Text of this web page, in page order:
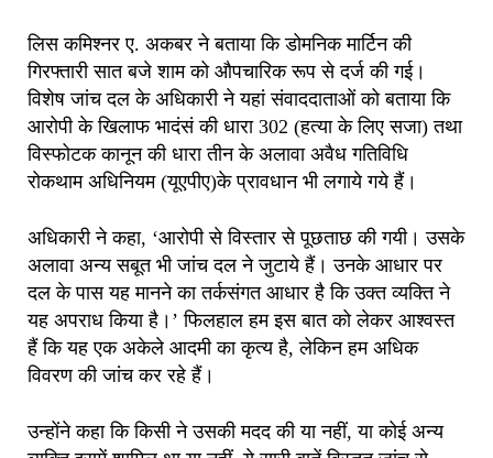
लिस कमिश्नर ए. अकबर ने बताया कि डोमनिक मार्टिन की
गिरफ्तारी सात बजे शाम को औपचारिक रूप से दर्ज की गई।
विशेष जांच दल के अधिकारी ने यहां संवाददाताओं को बताया कि
आरोपी के खिलाफ भादंसं की धारा 302 (हत्या के लिए सजा) तथा
विस्फोटक कानून की धारा तीन के अलावा अवैध गतिविधि
रोकथाम अधिनियम (यूएपीए)के प्रावधान भी लगाये गये हैं।
अधिकारी ने कहा, ‘आरोपी से विस्तार से पूछताछ की गयी। उसके
अलावा अन्य सबूत भी जांच दल ने जुटाये हैं। उनके आधार पर
दल के पास यह मानने का तर्कसंगत आधार है कि उक्त व्यक्ति ने
यह अपराध किया है।’ फिलहाल हम इस बात को लेकर आश्वस्त
हैं कि यह एक अकेले आदमी का कृत्य है, लेकिन हम अधिक
विवरण की जांच कर रहे हैं।
उन्होंने कहा कि किसी ने उसकी मदद की या नहीं, या कोई अन्य